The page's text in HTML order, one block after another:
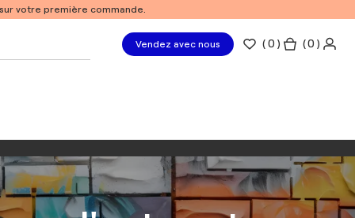
votre première commande.
Vendez avec nous (0 ) ( 0 )